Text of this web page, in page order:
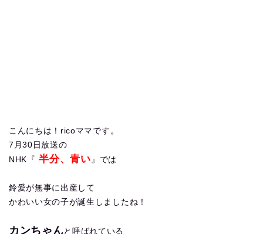
こんにちは！ricoママです。
7月30日放送の
NHK『 半分、青い』では
鈴愛が無事に出産して
かわいい女の子が誕生しましたね！
カンちゃんと呼ばれている